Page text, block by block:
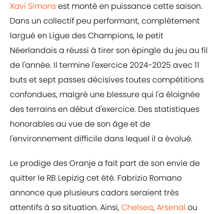
Xavi Simonsest monté en puissance cette saison.
Dans un collectif peu performant, complètement
largué en Ligue des Champions, le petit
Néerlandais a réussi à tirer son épingle du jeu au fil
de l'année. Il termine l'exercice 2024-2025 avec 11
buts et sept passes décisives toutes compétitions
confondues, malgré une blessure qui l'a éloignée
des terrains en début d'exercice. Des statistiques
honorables au vue de son âge et de
l'environnement difficile dans lequel il a évolué.
Le prodige des Oranje a fait part de son envie de
quitter le RB Lepizig cet été. Fabrizio Romano
annonce que plusieurs cadors seraient très
attentifs à sa situation. Ainsi,Chelsea,Arsenal ou